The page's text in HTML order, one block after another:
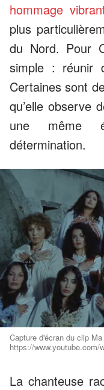
hommage
plus
du Nord. Pour
simple : réunir
Certaines sont
qu’elle observe
une même
détermination.
Capture d'écran du clip
https://www.youtube.com/
La chanteuse